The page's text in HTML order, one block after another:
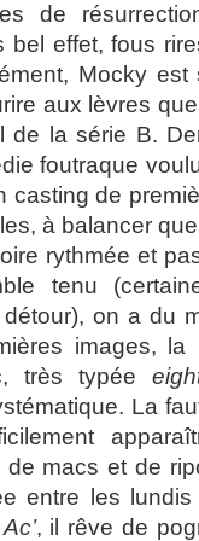
de
bel effet, fous
Mocky est
aux lèvres
de la série B.
foutraque
casting de
à balancer
rythmée et
tenu
on a du
images,
très typée
La
macs et de
entre les
, il rêve de